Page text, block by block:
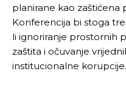
Pusti
Pusti
planirane kao zaštićena
Konferencija bi stoga
li ignoriranje prostornih
zaštita i očuvanje
institucionalne korupcije.